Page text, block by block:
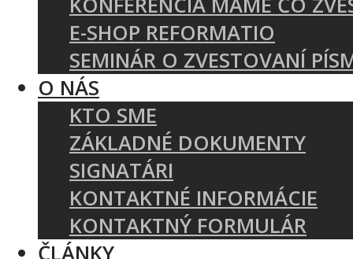
E-SHOP REFORMATIO
SEMINÁR O ZVESTOVANÍ
O NÁS
KTO SME
ZÁKLADNÉ DOKUMENTY
SIGNATÁRI
KONTAKTNÉ INFORMÁCIE
KONTAKTNÝ FORMULÁR
ČLÁNKY